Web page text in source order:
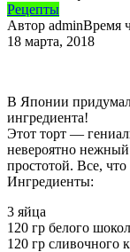
Рецепты
Автор adminВремя
18 марта, 2018
В Японии
ингредиента!
Этот торт —
невероятно
простотой. Все,
Ингредиенты:
3 яйца
120 гр белого
120 гр сливочного